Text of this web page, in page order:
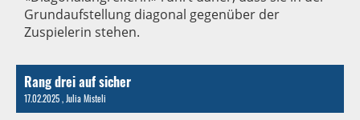
Grundaufstellung diagonal gegenüber der
Zuspielerin stehen.
Rang drei auf sicher
17.02.2025, Julia Misteli